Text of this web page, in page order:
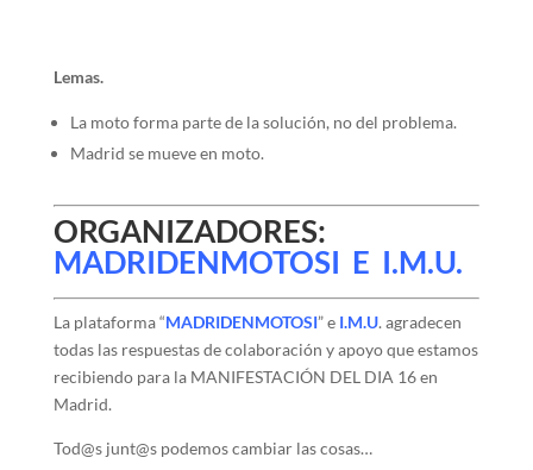
Lemas.
La moto forma parte de la solución, no del problema.
Madrid se mueve en moto.
ORGANIZADORES:
MADRIDENMOTOSI E I.M.U.
La plataforma “MADRIDENMOTOSI” e I.M.U. agradecen
todas las respuestas de colaboración y apoyo que estamos
recibiendo para la MANIFESTACIÓN DEL DIA 16 en
Madrid.
Tod@s junt@s podemos cambiar las cosas…